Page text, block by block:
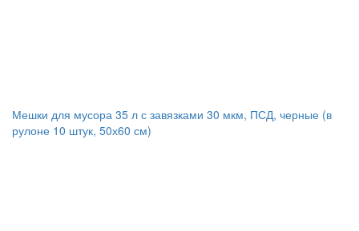
Мешки для мусора 35 л с завязками 30 мкм, ПСД, черные (в
рулоне 10 штук, 50х60 см)